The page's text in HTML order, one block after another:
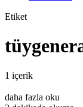
Etiket
1 içerik
daha fazla oku